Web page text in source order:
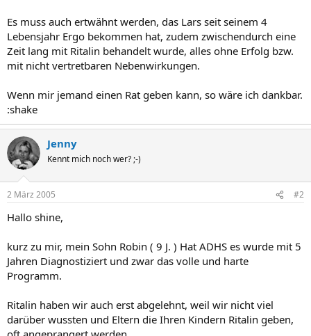
Es muss auch ertwähnt werden, das Lars seit seinem 4
Lebensjahr Ergo bekommen hat, zudem zwischendurch eine
Zeit lang mit Ritalin behandelt wurde, alles ohne Erfolg bzw.
mit nicht vertretbaren Nebenwirkungen.
Wenn mir jemand einen Rat geben kann, so wäre ich dankbar.
:shake
Jenny
Kennt mich noch wer? ;-)
2 März 2005 #2
Hallo shine,
kurz zu mir, mein Sohn Robin ( 9 J. ) Hat ADHS es wurde mit 5
Jahren Diagnostiziert und zwar das volle und harte
Programm.
Ritalin haben wir auch erst abgelehnt, weil wir nicht viel
darüber wussten und Eltern die Ihren Kindern Ritalin geben,